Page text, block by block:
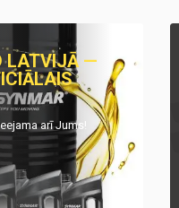
LATVIJĀ —
arī Jums!